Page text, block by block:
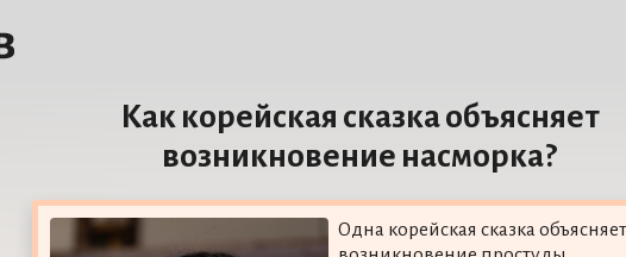
Как корейская сказка объясняет
возникновение насморка?
Одна корейская сказка объясняет